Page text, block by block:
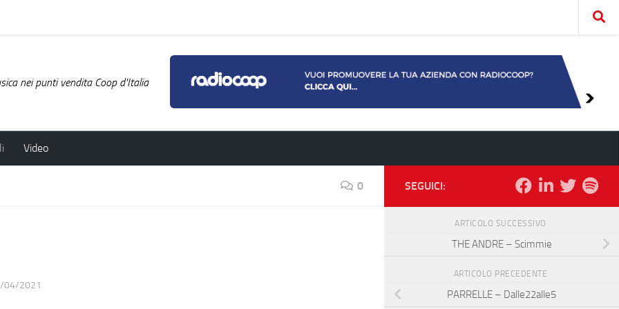
nei punti vendita Coop d'Italia
Video
0
04/2021
SEGUICI:
ARTICOLO SUCCESSIVO
THE ANDRE – Scimmie
ARTICOLO PRECEDENTE
PARRELLE – Dalle22alle5